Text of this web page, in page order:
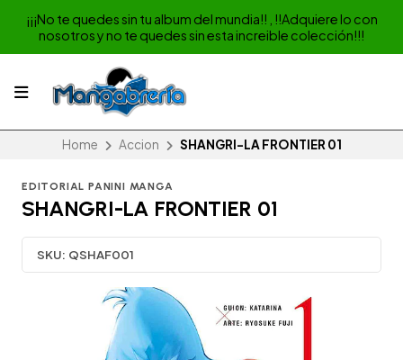
¡¡¡No te quedes sin tu album del mundia!! , !!Adquiere lo con
nosotros y no te quedes sin esta increible colección!!!
Home Accion SHANGRI-LA FRONTIER 01
EDITORIAL PANINI MANGA
SHANGRI-LA FRONTIER 01
SKU: QSHAF001